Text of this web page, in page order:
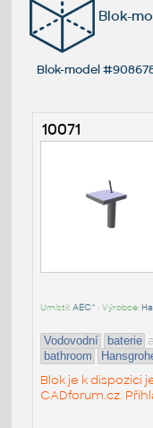
Blok-
Blok-model
10071
Umístil:AEC^ • Výrobce:
Vodovodní baterie a
bathroom
Blok je k dispozici
CADforum.cz.